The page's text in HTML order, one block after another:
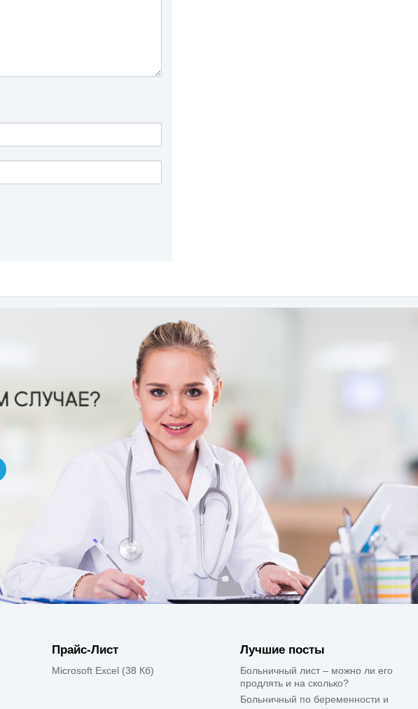
Прайс-Лист
Microsoft Excel (38 Кб)
Лучшие посты
Больничный лист – можно ли его
продлять и на сколько?
Больничный по беременности и